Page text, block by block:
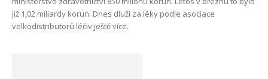
již 1,02 miliardy korun. Dnes dluží za léky podle asociace
velkodistributorů léčiv ještě více.